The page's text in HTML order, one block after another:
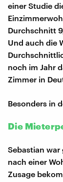
einer Studie
Durchschnitt
Und auch die
noch im Jahr
Zimmer in
Besonders in
Die
Sebastian
nach einer
Zusage